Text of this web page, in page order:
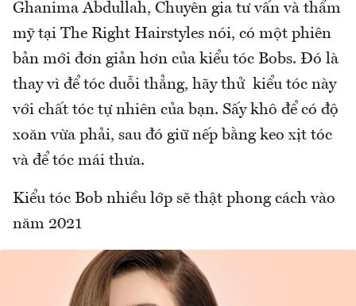
Ghanima Abdullah, Chuyên gia tư vấn và thẩm
mỹ tại The Right Hairstyles nói, có một phiên
bản mới đơn giản hơn của kiểu tóc Bobs. Đó là
thay vì để tóc duỗi thẳng, hãy thử kiểu tóc này
với chất tóc tự nhiên của bạn. Sấy khô để có độ
xoăn vừa phải, sau đó giữ nếp bằng keo xịt tóc
và để tóc mái thưa.
Kiểu tóc Bob nhiều lớp sẽ thật phong cách vào
năm 2021